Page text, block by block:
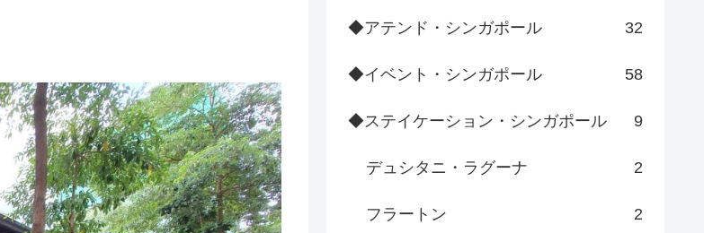
◆アテンド・シンガポール 32
◆イベント・シンガポール 58
◆ステイケーション・シンガポール 9
デュシタニ・ラグーナ 2
フラートン 2